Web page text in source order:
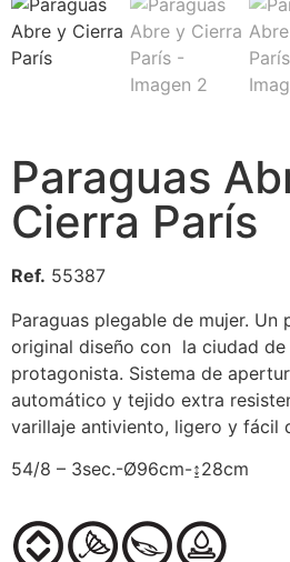
Paraguas
Cierra París
Ref. 55387
Paraguas plegable de mujer. Un
original diseño con la ciudad de
protagonista. Sistema de
automático y tejido extra
varillaje antiviento, ligero y fácil
54/8 – 3sec.-Ø96cm-↨28cm